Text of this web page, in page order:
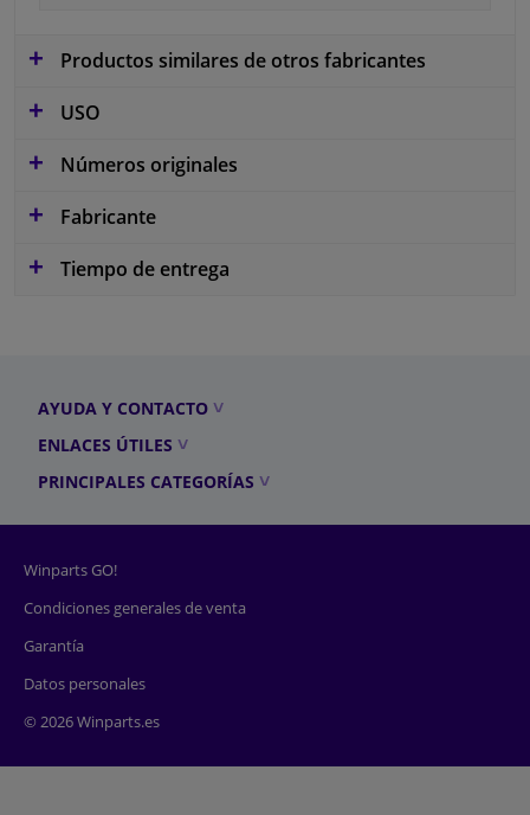
Productos similares de otros fabricantes
USO
Números originales
Fabricante
Tiempo de entrega
AYUDA Y CONTACTO
ENLACES ÚTILES
PRINCIPALES CATEGORÍAS
Winparts GO!
Condiciones generales de venta
Garantía
Datos personales
© 2026 Winparts.es